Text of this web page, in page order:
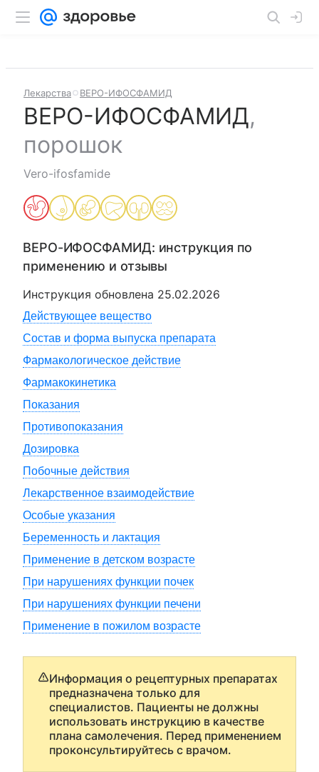
Лекарства ВЕРО-ИФОСФАМИД
ВЕРО-ИФОСФАМИД,
порошок
Vero-ifosfamide
ВЕРО-ИФОСФАМИД: инструкция по
применению и отзывы
Инструкция обновлена 25.02.2026
Действующее вещество
Состав и форма выпуска препарата
Фармакологическое действие
Фармакокинетика
Показания
Противопоказания
Дозировка
Побочные действия
Лекарственное взаимодействие
Особые указания
Беременность и лактация
Применение в детском возрасте
При нарушениях функции почек
При нарушениях функции печени
Применение в пожилом возрасте
Информация о рецептурных препаратах
предназначена только для
специалистов. Пациенты не должны
использовать инструкцию в качестве
плана самолечения. Перед применением
проконсультируйтесь с врачом.